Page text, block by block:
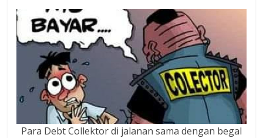
menereapkan
standar
jurnalisme
liputan
peristiwa
Para Debt Collektor di jalanan sama dengan begal